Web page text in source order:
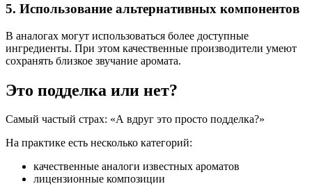
5. Использование альтернативных компонентов
В аналогах могут использоваться более доступные
ингредиенты. При этом качественные производители умеют
сохранять близкое звучание аромата.
Это подделка или нет?
Самый частый страх: «А вдруг это просто подделка?»
На практике есть несколько категорий:
качественные аналоги известных ароматов
лицензионные композиции